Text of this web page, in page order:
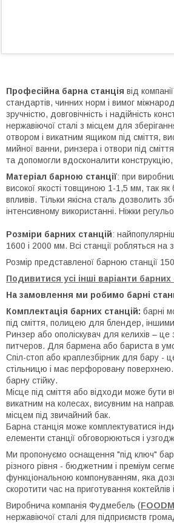
Професійна барна станція від
стандартів, чинних норм і вимог
зручністю, довговічність і надійність
нержавіючої сталі з місцем для
отвором і викатним ящиком під сміття,
мийної ванни, ринзера і отвори під
та допомогли вдосконалити
Матеріал барною станції: при
високої якості товщиною 1-1,5 мм, так як
впливів. Тільки якісна сталь дозволить
інтенсивному використанні. Ніжки
Розміри барних станцій:
1600 і 2000 мм. Всі станції робляться на
Розмір представленої барною станції
Подивитися усі інші варіанти
На замовлення ми робимо барні
Комплектація барних станцій: барні
під сміття, полицею для блендер,
Ринзер або ополіскувач для келихів – це
питчеров. Для бармена або бариста в
Спіл-стоп або краплезбірник для бару -
стільницю і має перфоровану
барну стійку.
Місце під сміття або відходи може
викатним на колесах, висувним на
місцем під звичайний бак.
Барна станція може комплектуватися
елементи станції обговорюються і
Ми пропонуємо оснащення "під ключ"
різного рівня - бюджетним і преміум
функціональною компонуванням, яка
скоротити час на приготування
Виробнича компанія Фудмебель (
нержавіючої сталі для підприємств